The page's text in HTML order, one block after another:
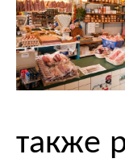
также